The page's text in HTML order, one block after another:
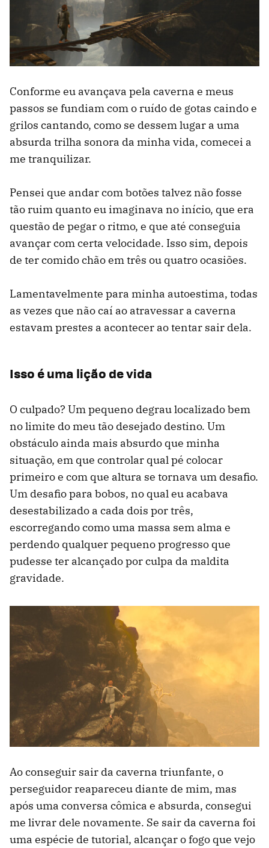
Conforme eu avançava pela caverna e meus
passos se fundiam com o ruído de gotas caindo e
grilos cantando, como se dessem lugar a uma
absurda trilha sonora da minha vida, comecei a
me tranquilizar.
Pensei que andar com botões talvez não fosse
tão ruim quanto eu imaginava no início, que era
questão de pegar o ritmo, e que até conseguia
avançar com certa velocidade. Isso sim, depois
de ter comido chão em três ou quatro ocasiões.
Lamentavelmente para minha autoestima, todas
as vezes que não caí ao atravessar a caverna
estavam prestes a acontecer ao tentar sair dela.
Isso é uma lição de vida
O culpado? Um pequeno degrau localizado bem
no limite do meu tão desejado destino. Um
obstáculo ainda mais absurdo que minha
situação, em que controlar qual pé colocar
primeiro e com que altura se tornava um desafio.
Um desafio para bobos, no qual eu acabava
desestabilizado a cada dois por três,
escorregando como uma massa sem alma e
perdendo qualquer pequeno progresso que
pudesse ter alcançado por culpa da maldita
gravidade.
Ao conseguir sair da caverna triunfante, o
perseguidor reapareceu diante de mim, mas
após uma conversa cômica e absurda, consegui
me livrar dele novamente. Se sair da caverna foi
uma espécie de tutorial, alcançar o fogo que vejo